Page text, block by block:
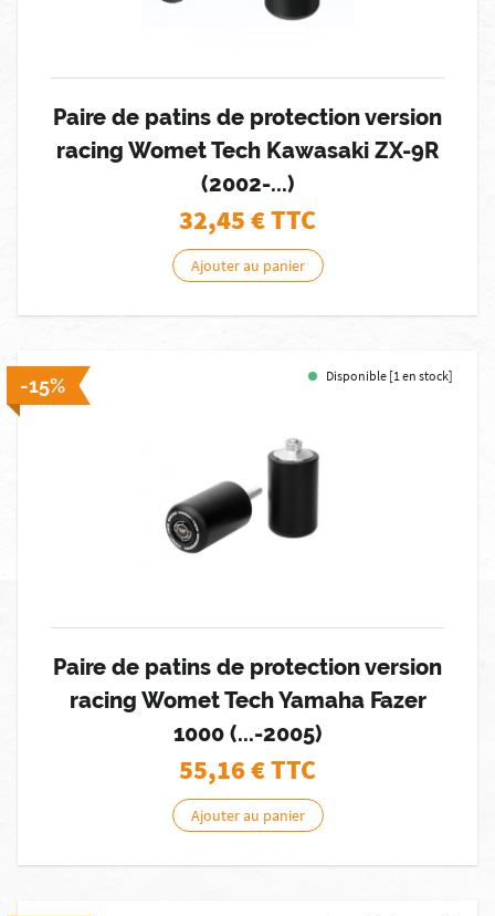
Paire de patins de protection version
racing Womet Tech Kawasaki ZX-9R
(2002-...)
32,45€ TTC
Ajouter au panier
-15% Disponible [1 en stock]
Paire de patins de protection version
racing Womet Tech Yamaha Fazer
1000 (...-2005)
55,16€ TTC
Ajouter au panier